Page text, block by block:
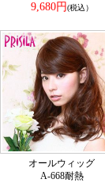
9,680円(税込）
オールウィッグ
A-668耐熱